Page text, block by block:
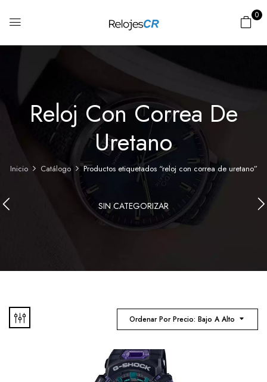
0
Reloj Con Correa De
Uretano
Inicio Catálogo Productos etiquetados “reloj con correa de uretano”
SIN CATEGORIZAR
Ordenar Por Precio: Bajo A Alto